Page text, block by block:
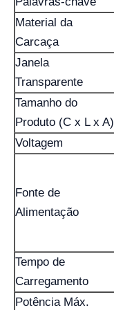
Material da
Carcaça
Janela
Transparente
Tamanho do
Produto (C x L x A)
Voltagem
Fonte de
Alimentação
Tempo de
Carregamento
Potência Máx.